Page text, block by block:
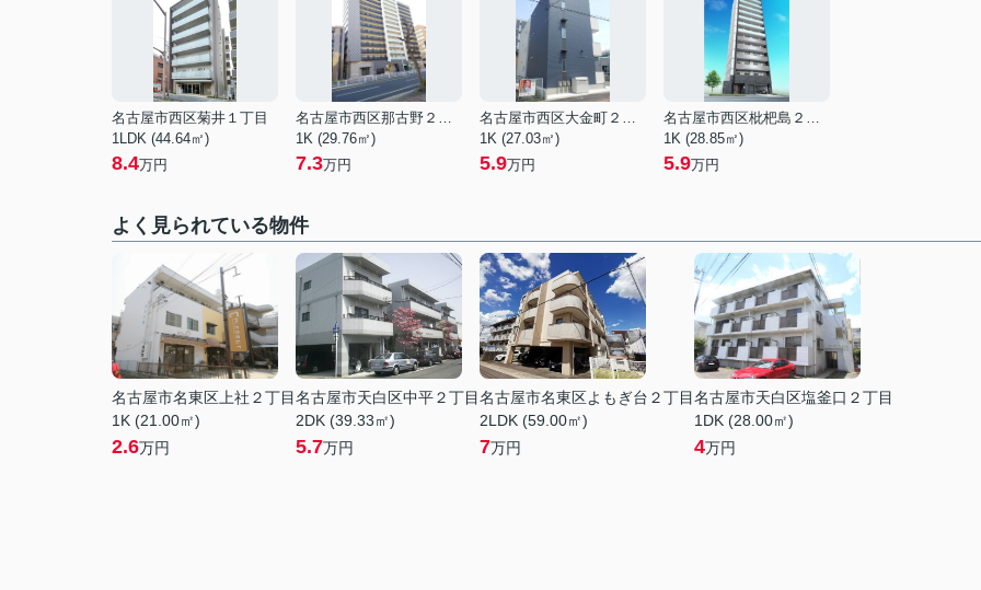
名古屋市西区菊井１丁目
1LDK (44.64㎡)
8.4万円
名古屋市西区那古野２丁目
1K (29.76㎡)
7.3万円
名古屋市西区大金町２丁目
1K (27.03㎡)
5.9万円
名古屋市西区枇杷島２丁目
1K (28.85㎡)
5.9万円
よく見られている物件
名古屋市名東区上社２丁目
1K (21.00㎡)
2.6万円
名古屋市天白区中平２丁目
2DK (39.33㎡)
5.7万円
名古屋市名東区よもぎ台２丁目
2LDK (59.00㎡)
7万円
名古屋市天白区塩釜口２丁目
1DK (28.00㎡)
4万円